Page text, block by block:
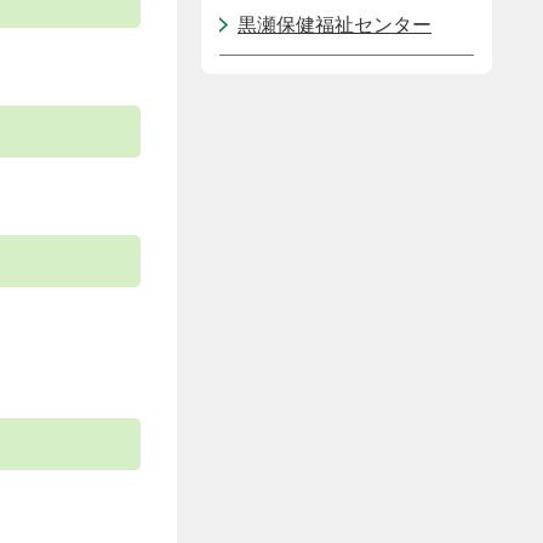
黒瀬保健福祉センター